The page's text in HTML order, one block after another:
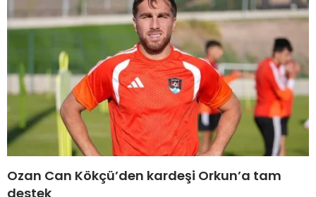
Ozan Can Kökçü’den kardeşi Orkun’a tam
destek